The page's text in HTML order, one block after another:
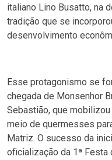
italiano Lino Busatto, na
tradição que se
desenvolvimento
Esse protagonismo se
chegada de Monsenhor
Sebastião, que
meio de quermesses
Matriz. O sucesso da
oficialização da 1ª Festa